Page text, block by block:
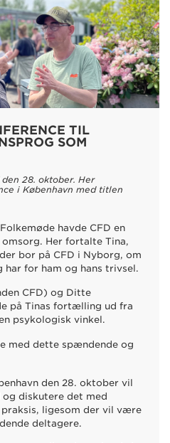
TIL
SOM
28. oktober. Her
i København med titlen
havde CFD en
Her fortalte Tina,
bor på CFD i Nyborg, om
for ham og hans trivsel.
CFD) og Ditte
på Tinas fortælling ud fra
psykologisk vinkel.
med dette spændende og
den 28. oktober vil
diskutere det med
ligesom der vil være
deltagere.